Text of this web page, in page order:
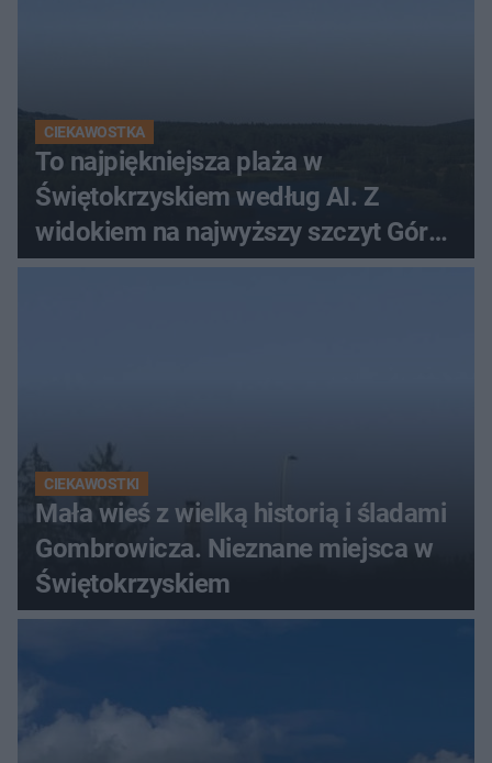
CIEKAWOSTKA
To najpiękniejsza plaża w
Świętokrzyskiem według AI. Z
widokiem na najwyższy szczyt Gór
Świętokrzyskich
CIEKAWOSTKI
Mała wieś z wielką historią i śladami
Gombrowicza. Nieznane miejsca w
Świętokrzyskiem